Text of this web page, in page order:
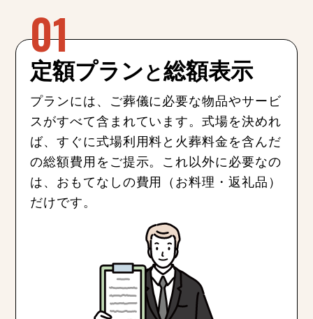
定額プランと総額表示
プランには、ご葬儀に必要な物品やサービ
スがすべて含まれています。式場を決めれ
ば、すぐに式場利用料と火葬料金を含んだ
の総額費用をご提示。これ以外に必要なの
は、おもてなしの費用（お料理・返礼品）
だけです。